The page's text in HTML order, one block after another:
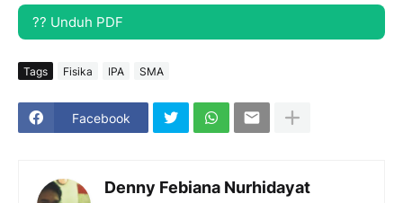
?? Unduh PDF
Tags Fisika IPA SMA
Facebook
Denny Febiana Nurhidayat